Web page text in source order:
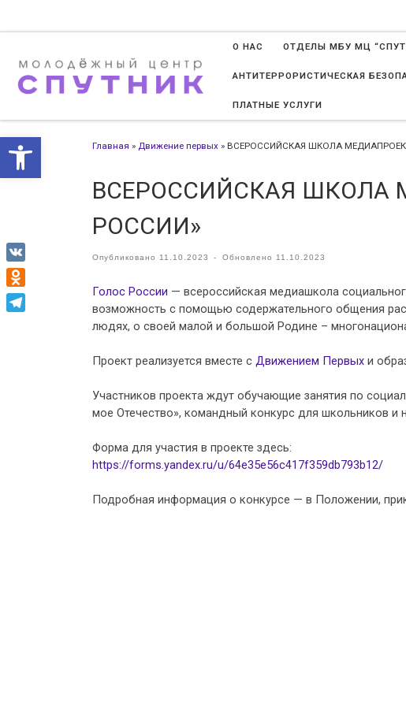
Открыть панель инструментов
О НАС ОТДЕЛЫ МБУ МЦ
АНТИТЕРРОРИСТИЧЕСКАЯ
ПЛАТНЫЕ УСЛУГИ
Главная » Движение первых » ВСЕРОССИЙСКАЯ ШКОЛА
ВСЕРОССИЙСКАЯ ШКОЛА
РОССИИ»
Опубликовано 11.10.2023 - Обновлено 11.10.2023
Голос России — всероссийская медиашкола
возможность с помощью содержательного общения
людях, о своей малой и большой Родине –
Проект реализуется вместе с Движением Первых и
Участников проекта ждут обучающие занятия по
мое Отечество», командный конкурс для школьников и
Форма для участия в проекте здесь:
https://forms.yandex.ru/u/64e35e56c417f359db793b12/
Подробная информация о конкурсе — в Положении,
VK
Odnoklassniki